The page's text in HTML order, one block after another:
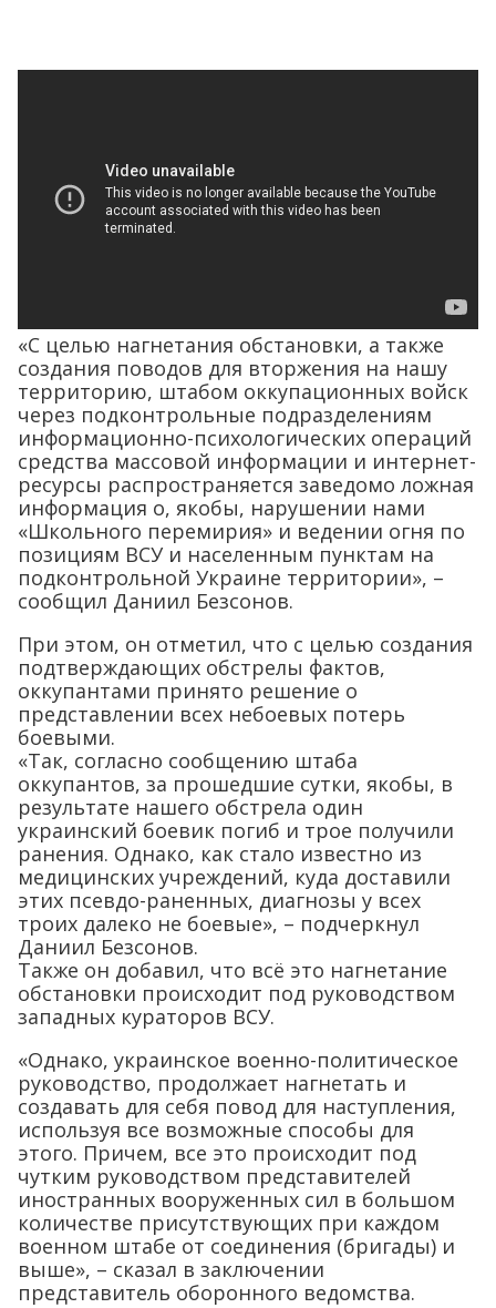
«С целью нагнетания обстановки, а также
создания поводов для вторжения на нашу
территорию, штабом оккупационных войск
через подконтрольные подразделениям
информационно-психологических операций
средства массовой информации и интернет-
ресурсы распространяется заведомо ложная
информация о, якобы, нарушении нами
«Школьного перемирия» и ведении огня по
позициям ВСУ и населенным пунктам на
подконтрольной Украине территории», –
сообщил Даниил Безсонов.
При этом, он отметил, что с целью создания
подтверждающих обстрелы фактов,
оккупантами принято решение о
представлении всех небоевых потерь
боевыми.
«Так, согласно сообщению штаба
оккупантов, за прошедшие сутки, якобы, в
результате нашего обстрела один
украинский боевик погиб и трое получили
ранения. Однако, как стало известно из
медицинских учреждений, куда доставили
этих псевдо-раненных, диагнозы у всех
троих далеко не боевые», – подчеркнул
Даниил Безсонов.
Также он добавил, что всё это нагнетание
обстановки происходит под руководством
западных кураторов ВСУ.
«Однако, украинское военно-политическое
руководство, продолжает нагнетать и
создавать для себя повод для наступления,
используя все возможные способы для
этого. Причем, все это происходит под
чутким руководством представителей
иностранных вооруженных сил в большом
количестве присутствующих при каждом
военном штабе от соединения (бригады) и
выше», – сказал в заключении
представитель оборонного ведомства.